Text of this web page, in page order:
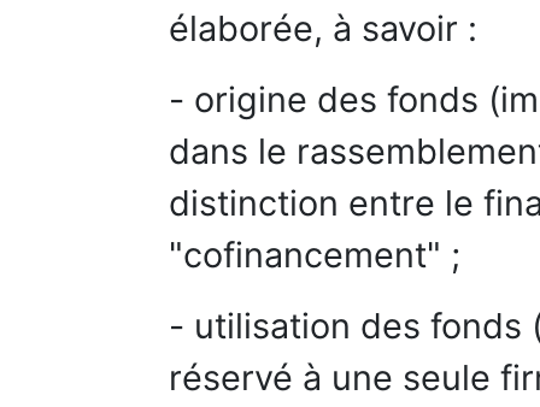
élaborée, à savoir :
- origine des fonds
dans le
distinction entre le
"cofinancement" ;
- utilisation des fonds
réservé à une seule